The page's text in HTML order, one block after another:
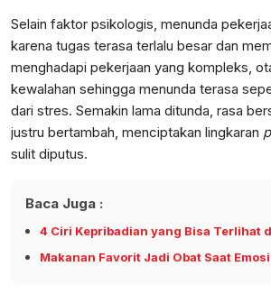
Selain faktor psikologis, menunda
karena tugas terasa terlalu besar dan
menghadapi pekerjaan yang kompleks,
kewalahan sehingga menunda terasa
dari stres. Semakin lama ditunda, rasa
justru bertambah, menciptakan lingkaran
sulit diputus.
Baca Juga :
4 Ciri Kepribadian yang Bisa Terlihat
Makanan Favorit Jadi Obat Saat Emosi